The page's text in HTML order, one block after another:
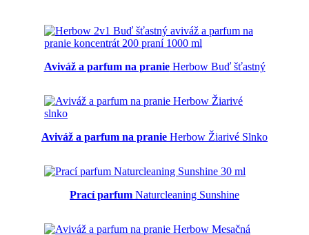
Aviváž a parfum na pranieHerbow Buď šťastný
Aviváž a parfum na pranie Herbow Žiarivé Slnko
Prací parfum Naturcleaning Sunshine